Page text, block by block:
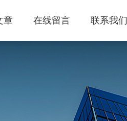
章 在线留言 联系我们